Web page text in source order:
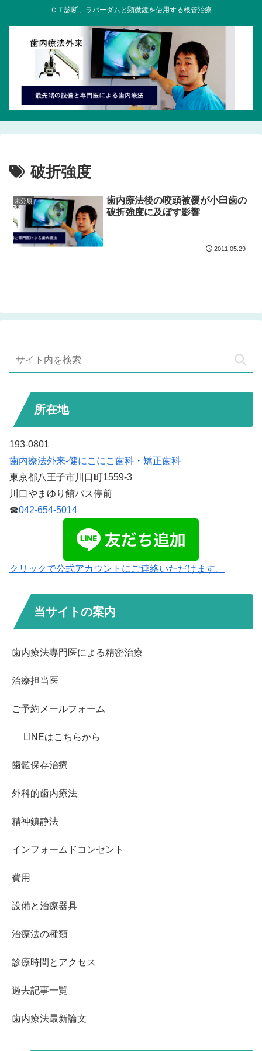
ＣＴ診断、ラバーダムと顕微鏡を使用する根管治療
破折強度
未分類
歯内療法後の咬頭被覆が小臼歯の
破折強度に及ぼす影響
2011.05.29
所在地
193-0801
歯内療法外来-健にこにこ歯科・矯正歯科
東京都八王子市川口町1559-3
川口やまゆり館バス停前
☎042-654-5014
クリックで公式アカウントにご連絡いただけます。
当サイトの案内
歯内療法専門医による精密治療
治療担当医
ご予約メールフォーム
LINEはこちらから
歯髄保存治療
外科的歯内療法
精神鎮静法
インフォームドコンセント
費用
設備と治療器具
治療法の種類
診療時間とアクセス
過去記事一覧
歯内療法最新論文